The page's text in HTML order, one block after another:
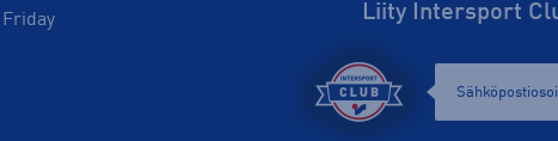
Liity Intersport